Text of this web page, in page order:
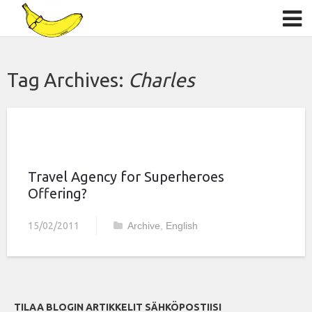
Tag Archives: Charles
Travel Agency for Superheroes
Offering?
15/02/2011 Archive English
TILAA BLOGIN ARTIKKELIT SÄHKÖPOSTIISI